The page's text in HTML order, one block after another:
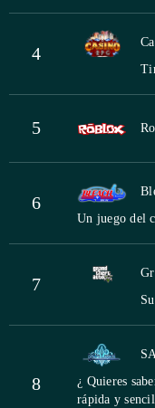
4
5
6
Un juego del
7
8
¿ Quieres
rápida y